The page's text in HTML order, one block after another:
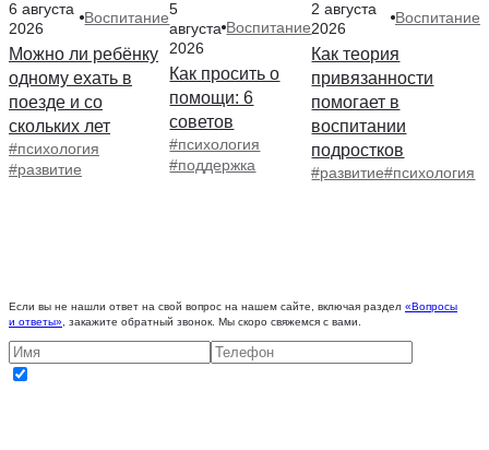
6 августа
2026
Воспитание
Можно ли ребёнку
одному ехать в
поезде и со
скольких лет
#психология
#развитие
5
августа
2026
Воспитание
Как просить о
помощи: 6
советов
#психология
#поддержка
2 августа
2026
Воспитание
Как теория
привязанности
помогает в
воспитании
подростков
#развитие#психология
Если вы не нашли ответ на свой вопрос на нашем сайте, включая раздел «Вопросы
и ответы» , закажите обратный звонок. Мы скоро свяжемся с вами.